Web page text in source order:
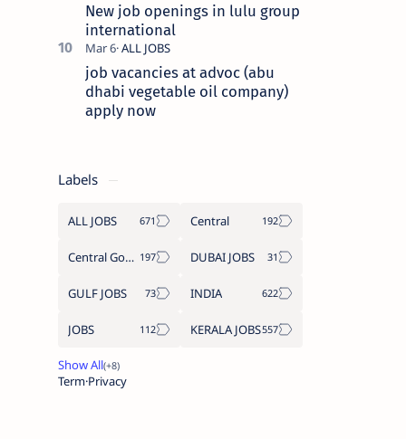
New job openings in lulu group
international
job vacancies at advoc (abu
dhabi vegetable oil company)
apply now
Labels
ALL JOBS Central
Central Government Job DUBAI JOBS
GULF JOBS INDIA
JOBS KERALA JOBS
TermPrivacy